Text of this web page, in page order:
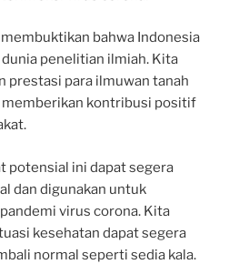
bahwa Indonesia
penelitian ilmiah. Kita
prestasi para ilmuwan tanah
memberikan kontribusi positif
potensial ini dapat segera
dan digunakan untuk
virus corona. Kita
kesehatan dapat segera
normal seperti sedia kala.